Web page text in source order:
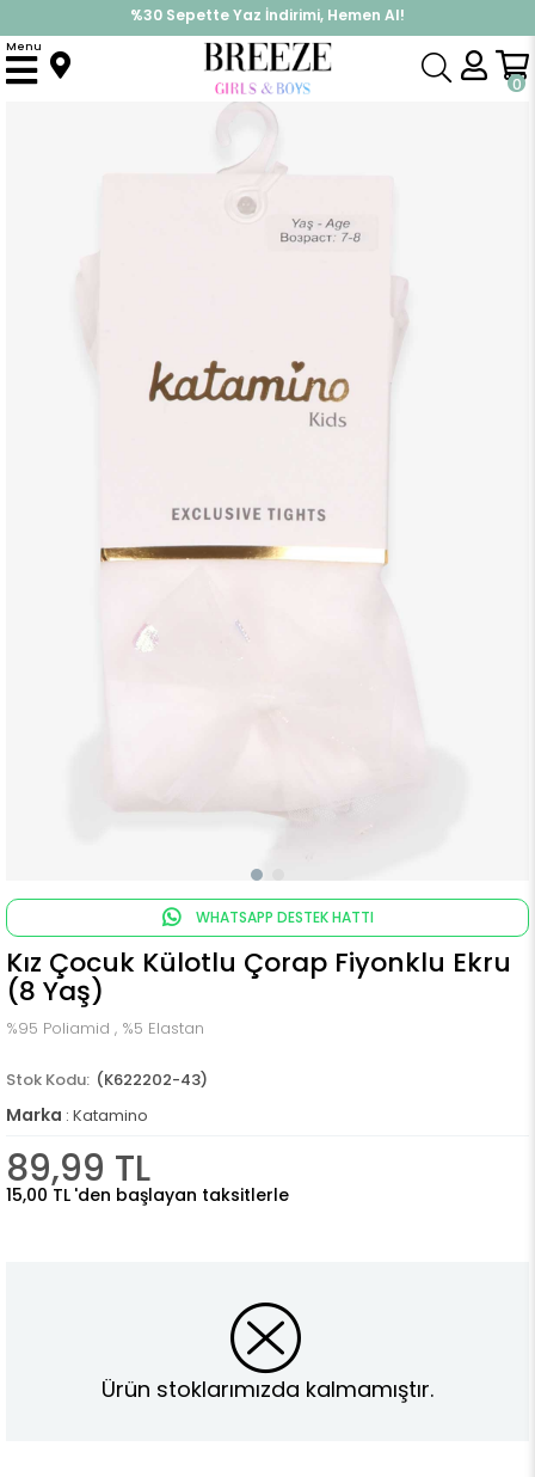
%30 Sepette Yaz İndirimi, Hemen Al!
İndirimlere ek %10 İndirimi Kap, Hemen Üye Ol!
0
Menu
Anasayfa Çorap Kız Çocuk Külotlu Çorap Fiyonklu Ekru (8 Yaş)
WHATSAPP DESTEK HATTI
Kız Çocuk Külotlu Çorap Fiyonklu Ekru
(8 Yaş)
%95 Poliamid , %5 Elastan
(K622202-43)
Marka : Katamino
89,99 TL
15,00 TL 'den başlayan taksitlerle
Ürün stoklarımızda kalmamıştır.